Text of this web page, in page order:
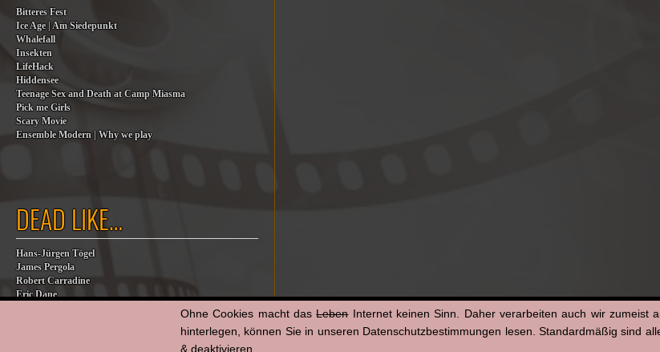
Bitteres Fest
Ice Age | Am Siedepunkt
Whalefall
Insekten
LifeHack
Hiddensee
Teenage Sex and Death at Camp Miasma
Pick me Girls
Scary Movie
Ensemble Modern | Why we play
DEAD LIKE…
Hans-Jürgen Tögel
James Pergola
Robert Carradine
Eric Dane
Ohne Cookies macht dasLebenInternet keinen Sinn. Daher verarbeiten auch wir zumeist
hinterlegen, können Sie in unseren Datenschutzbestimmungen lesen. Standardmäßig sind
& deaktivieren.